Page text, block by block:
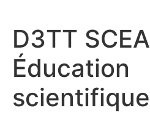
D3TT SCEA
Éducation
scientifique